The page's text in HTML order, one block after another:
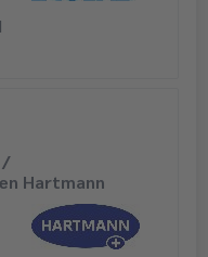
/
Hartmann